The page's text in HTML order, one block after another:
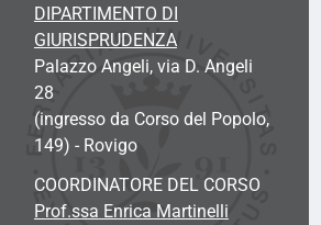
DIPARTIMENTO DI
GIURISPRUDENZA
Palazzo Angeli, via D. Angeli
28
(ingresso da Corso del Popolo,
149) - Rovigo
COORDINATORE DEL CORSO
Prof.ssa Enrica Martinelli